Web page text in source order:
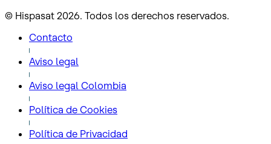
© Hispasat 2026. Todos los derechos reservados.
Contacto
Aviso legal
Aviso legal Colombia
Política de Cookies
Política de Privacidad